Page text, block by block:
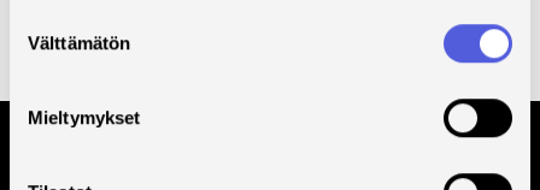
valinta
Välttämätön
Mieltymykset
Kaikki uutiset